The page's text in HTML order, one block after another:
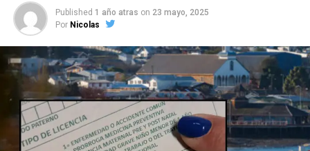
Published 1 año atras on 23 mayo, 2025
Por Nicolas